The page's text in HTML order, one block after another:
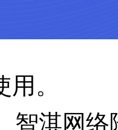
。
智淇网